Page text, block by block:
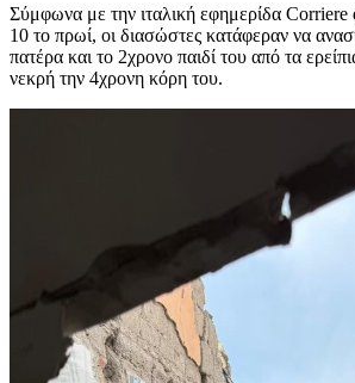
Σύμφωνα με την ιταλική εφημερίδα Corriere
10 το πρωί, οι διασώστες κατάφεραν να
πατέρα και το 2χρονο παιδί του από τα
νεκρή την 4χρονη κόρη του.